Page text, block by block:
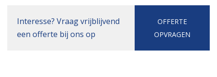
Interesse? Vraag vrijblijvend
een offerte bij ons op
OFFERTE
OPVRAGEN